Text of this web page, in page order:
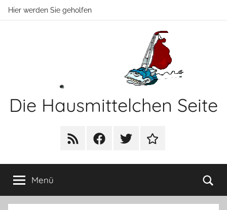
ZumHier werden Sie geholfen
Die Hausmittelchen Seite
RSS FacebookTwitter Newsletter
Menü